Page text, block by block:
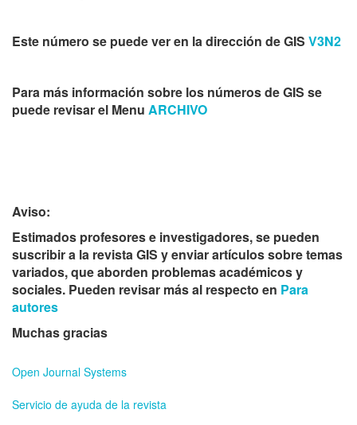
Este número se puede ver en la dirección de GIS V3N2
Para más información sobre los números de GIS se
puede revisar el Menu ARCHIVO
Aviso:
Estimados profesores e investigadores, se pueden
suscribir a la revista GIS y enviar artículos sobre temas
variados, que aborden problemas académicos y
sociales. Pueden revisar más al respecto en Para
autores
Muchas gracias
Open Journal Systems
Servicio de ayuda de la revista